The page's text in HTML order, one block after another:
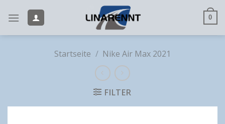
0
Startseite / Nike Air Max 2021
FILTER